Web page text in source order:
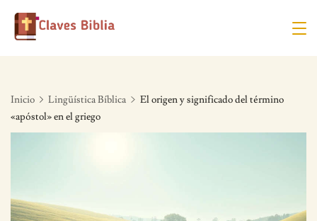
Skip
Inicio Lingüística Bíblica
El origen y significado del término
«apóstol» en el griego